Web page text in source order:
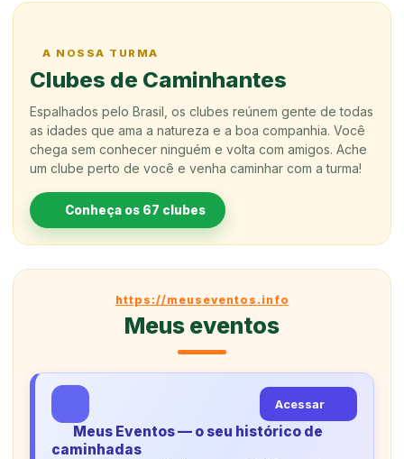
A NOSSA TURMA
Clubes de Caminhantes
Espalhados pelo Brasil, os clubes reúnem gente de todas
as idades que ama a natureza e a boa companhia. Você
chega sem conhecer ninguém e volta com amigos. Ache
um clube perto de você e venha caminhar com a turma!
Conheça os 67 clubes
https://meuseventos.info
Meus eventos
Meus Eventos — o seu histórico de
caminhadas
Acessar